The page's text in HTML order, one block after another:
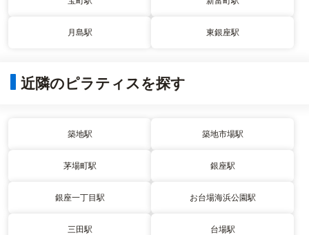
月島駅 東銀座駅
近隣のピラティスを探す
築地駅 築地市場駅
茅場町駅 銀座駅
銀座一丁目駅 お台場海浜公園駅
三田駅 台場駅